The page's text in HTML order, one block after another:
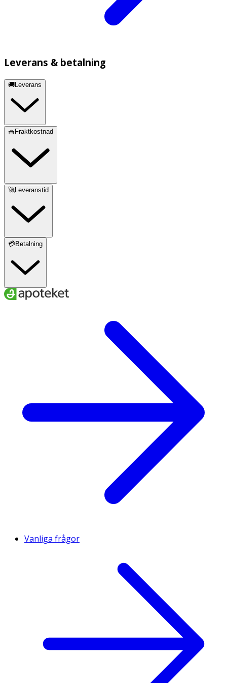
Leverans & betalning
🚚Leverans
🧺Fraktkostnad
🚀Leveranstid
💳Betalning
Vanliga frågor